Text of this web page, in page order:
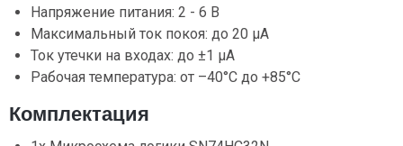
Напряжение питания: 2 - 6 В
Максимальный ток покоя: до 20 μА
Ток утечки на входах: до ±1 μА
Рабочая температура: от –40°C до +85°C
Комплектация